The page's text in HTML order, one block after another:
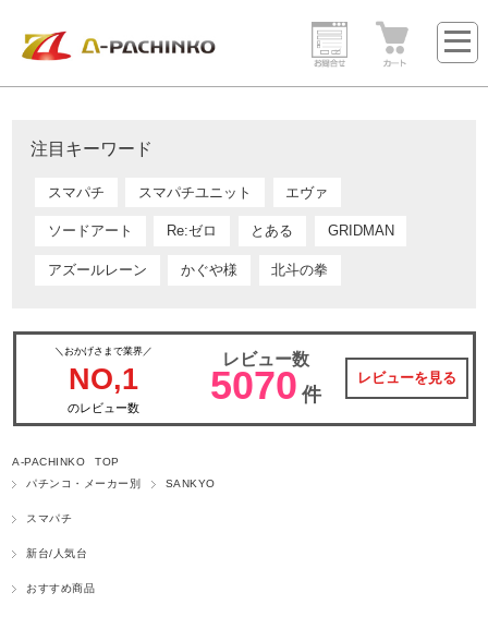
注目キーワード
スマパチ スマパチユニット エヴァ
ソードアート Re:ゼロ とある GRIDMAN
アズールレーン かぐや様 北斗の拳
＼おかげさまで業界／
NO,1
のレビュー数
レビュー数
5070 件
レビューを見る
A-PACHINKO TOP
パチンコ・メーカー別
SANKYO
スマパチ
新台/人気台
おすすめ商品